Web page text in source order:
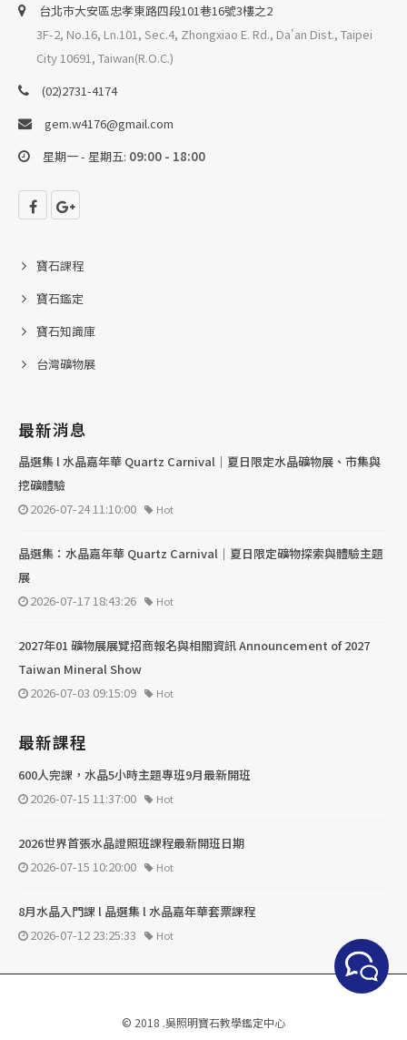
台北巿大安區忠孝東路四段101巷16號3樓之2
3F-2, No.16, Ln.101, Sec.4, Zhongxiao E. Rd., Da'an Dist., Taipei
City 10691, Taiwan(R.O.C.)
(02)2731-4174
gem.w4176@gmail.com
星期一 - 星期五: 09:00 - 18:00
寶石課程
寶石鑑定
寶石知識庫
台灣礦物展
最新消息
晶選集 l 水晶嘉年華 Quartz Carnival｜夏日限定水晶礦物展、市集與
挖礦體驗
2026-07-24 11:10:00
Hot
晶選集：水晶嘉年華 Quartz Carnival｜夏日限定礦物探索與體驗主題
展
2026-07-17 18:43:26
Hot
2027年01 礦物展展覽招商報名與相關資訊 Announcement of 2027
Taiwan Mineral Show
2026-07-03 09:15:09
Hot
最新課程
600人完課，水晶5小時主題專班9月最新開班
2026-07-15 11:37:00
Hot
2026世界首張水晶證照班課程最新開班日期
2026-07-15 10:20:00
Hot
8月水晶入門課 l 晶選集 l 水晶嘉年華套票課程
2026-07-12 23:25:33
Hot
© 2018 .吳照明寶石教學鑑定中心